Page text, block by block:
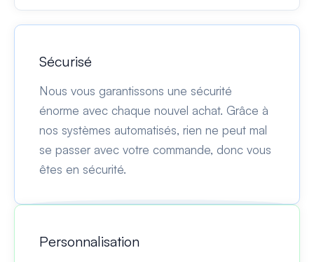
Sécurisé
Nous vous garantissons une sécurité
énorme avec chaque nouvel achat. Grâce à
nos systèmes automatisés, rien ne peut mal
se passer avec votre commande, donc vous
êtes en sécurité.
Personnalisation